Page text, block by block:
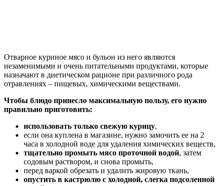
Отварное куриное мясо и бульон из него являются
незаменимыми и очень питательными продуктами, которые
назначают в диетическом рационе при различного рода
отравлениях – пищевых, химическими веществами.
Чтобы блюдо принесло максимальную пользу, его нужно
правильно приготовить:
использовать только свежую курицу,
если она куплена в магазине, нужно замочить ее на 2
часа в холодной воде для удаления химических веществ,
тщательно промыть мясо проточной водой, затем
содовым раствором, и снова промыть,
перед варкой обрезать и удалить жировую ткань,
опустить в кастрюлю с холодной, слегка подсоленной